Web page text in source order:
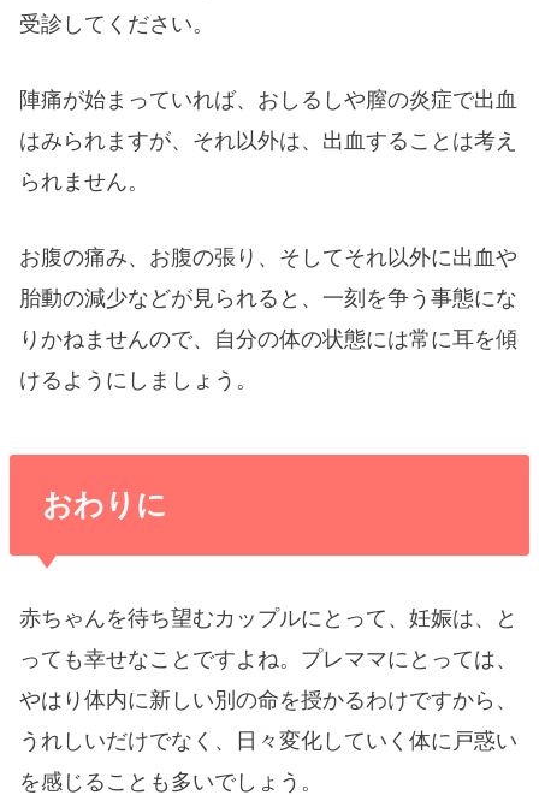
受診してください。
陣痛が始まっていれば、おしるしや膣の炎症で出血
はみられますが、それ以外は、出血することは考え
られません。
お腹の痛み、お腹の張り、そしてそれ以外に出血や
胎動の減少などが見られると、一刻を争う事態にな
りかねませんので、自分の体の状態には常に耳を傾
けるようにしましょう。
おわりに
赤ちゃんを待ち望むカップルにとって、妊娠は、と
っても幸せなことですよね。プレママにとっては、
やはり体内に新しい別の命を授かるわけですから、
うれしいだけでなく、日々変化していく体に戸惑い
を感じることも多いでしょう。